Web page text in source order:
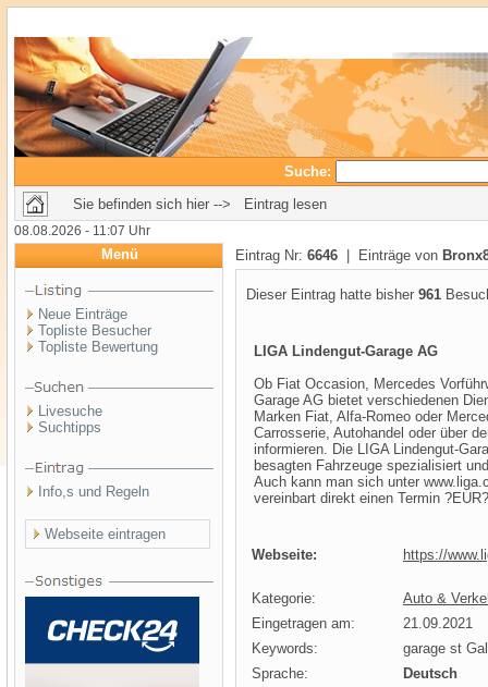
Suche:
Sie befinden sich hier --> Eintrag lesen
08.08.2026 - 11:07 Uhr
Menü
Neue Einträge
Topliste Besucher
Topliste Bewertung
Livesuche
Suchtipps
Info,s und Regeln
Webseite eintragen
Eintrag Nr: 6646 | Einträge von
Dieser Eintrag hatte bisher 961
LIGA Lindengut-Garage AG
Ob Fiat Occasion, Mercedes
Garage AG bietet verschiedenen
Marken Fiat, Alfa-Romeo oder
Carrosserie, Autohandel oder über
informieren. Die LIGA Lindengut-
besagten Fahrzeuge spezialisiert
Auch kann man sich unter
vereinbart direkt einen Termin
Webseite: https://
Kategorie:
Auto &
Eingetragen am:
21.09.2021
Keywords:
garage st
Sprache:
Deutsch